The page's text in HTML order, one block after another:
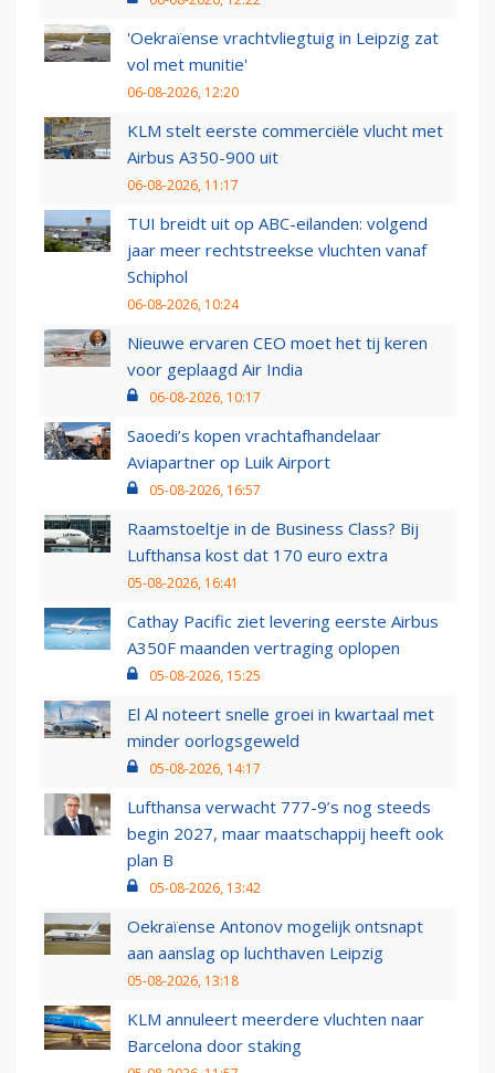
'Oekraïense vrachtvliegtuig in Leipzig zat
vol met munitie'
06-08-2026, 12:20
KLM stelt eerste commerciële vlucht met
Airbus A350-900 uit
06-08-2026, 11:17
TUI breidt uit op ABC-eilanden: volgend
jaar meer rechtstreekse vluchten vanaf
Schiphol
06-08-2026, 10:24
Nieuwe ervaren CEO moet het tij keren
voor geplaagd Air India
06-08-2026, 10:17
Saoedi’s kopen vrachtafhandelaar
Aviapartner op Luik Airport
05-08-2026, 16:57
Raamstoeltje in de Business Class? Bij
Lufthansa kost dat 170 euro extra
05-08-2026, 16:41
Cathay Pacific ziet levering eerste Airbus
A350F maanden vertraging oplopen
05-08-2026, 15:25
El Al noteert snelle groei in kwartaal met
minder oorlogsgeweld
05-08-2026, 14:17
Lufthansa verwacht 777-9’s nog steeds
begin 2027, maar maatschappij heeft ook
plan B
05-08-2026, 13:42
Oekraïense Antonov mogelijk ontsnapt
aan aanslag op luchthaven Leipzig
05-08-2026, 13:18
KLM annuleert meerdere vluchten naar
Barcelona door staking